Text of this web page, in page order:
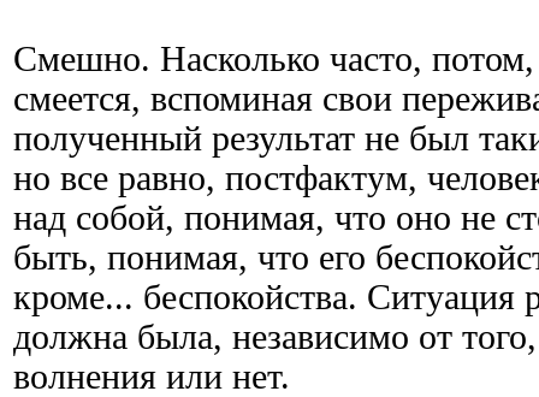
Смешно. Насколько часто, потом,
смеется, вспоминая свои
полученный результат не был
но все равно, постфактум,
над собой, понимая, что оно не
быть, понимая, что его
кроме... беспокойства. Ситуация
должна была, независимо от
волнения или нет.